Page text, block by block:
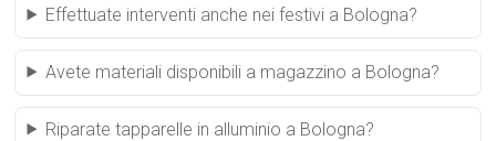
Effettuate interventi anche nei festivi a Bologna?
Avete materiali disponibili a magazzino a Bologna?
Riparate tapparelle in alluminio a Bologna?